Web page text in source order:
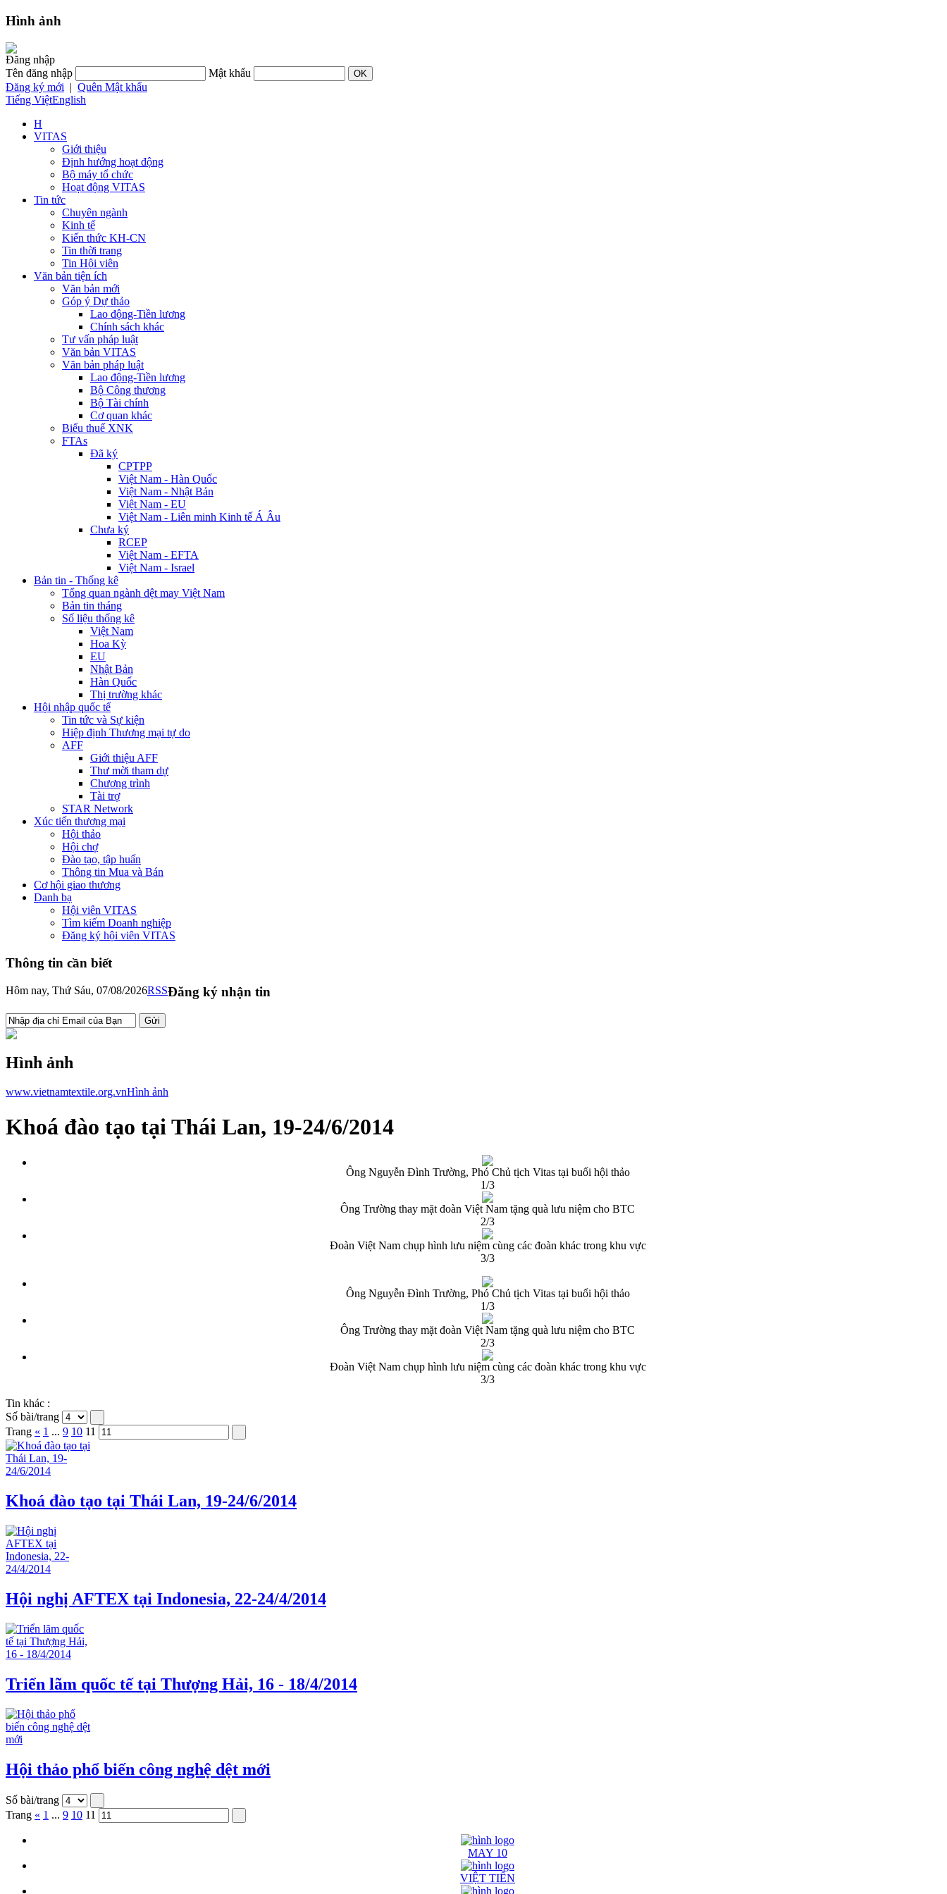
Hình ảnh
Đăng nhập
Tên đăng nhập
Mật khẩu
Đăng ký mới | Quên Mật khẩu
Tiếng ViệtEnglish
H
VITAS
Giới thiệu
Định hướng hoạt động
Bộ máy tổ chức
Hoạt động VITAS
Tin tức
Chuyên ngành
Kinh tế
Kiến thức KH-CN
Tin thời trang
Tin Hội viên
Văn bản tiện ích
Văn bản mới
Góp ý Dự thảo
Lao động-Tiền lương
Chính sách khác
Tư vấn pháp luật
Văn bản VITAS
Văn bản pháp luật
Lao động-Tiền lương
Bộ Công thương
Bộ Tài chính
Cơ quan khác
Biểu thuế XNK
FTAs
Đã ký
CPTPP
Việt Nam - Hàn Quốc
Việt Nam - Nhật Bản
Việt Nam - EU
Việt Nam - Liên minh Kinh tế Á Âu
Chưa ký
RCEP
Việt Nam - EFTA
Việt Nam - Israel
Bản tin - Thống kê
Tổng quan ngành dệt may Việt Nam
Bản tin tháng
Số liệu thống kê
Việt Nam
Hoa Kỳ
EU
Nhật Bản
Hàn Quốc
Thị trường khác
Hội nhập quốc tế
Tin tức và Sự kiện
Hiệp định Thương mại tự do
AFF
Giới thiệu AFF
Thư mời tham dự
Chương trình
Tài trợ
STAR Network
Xúc tiến thương mại
Hội thảo
Hội chợ
Đào tạo, tập huấn
Thông tin Mua và Bán
Cơ hội giao thương
Danh bạ
Hội viên VITAS
Tìm kiếm Doanh nghiệp
Đăng ký hội viên VITAS
Thông tin cần biết
Hôm nay, Thứ Sáu, 07/08/2026RSSĐăng ký nhận tin
Hình ảnh
www.vietnamtextile.org.vnHình ảnh
Khoá đào tạo tại Thái Lan, 19-24/6/2014
Ông Nguyễn Đình Trường, Phó Chủ tịch Vitas tại buổi hội thảo
1/3
Ông Trường thay mặt đoàn Việt Nam tặng quà lưu niệm cho BTC
2/3
Đoàn Việt Nam chụp hình lưu niệm cùng các đoàn khác trong khu vực
3/3
Ông Nguyễn Đình Trường, Phó Chủ tịch Vitas tại buổi hội thảo
1/3
Ông Trường thay mặt đoàn Việt Nam tặng quà lưu niệm cho BTC
2/3
Đoàn Việt Nam chụp hình lưu niệm cùng các đoàn khác trong khu vực
3/3
Tin khác :
Số bài/trang
Trang « 1 ... 9 10 11
Khoá đào tạo tại Thái Lan, 19-24/6/2014
Hội nghị AFTEX tại Indonesia, 22-24/4/2014
Triển lãm quốc tế tại Thượng Hải, 16 - 18/4/2014
Hội thảo phổ biến công nghệ dệt mới
Số bài/trang
Trang « 1 ... 9 10 11
MAY 10
VIỆT TIẾN